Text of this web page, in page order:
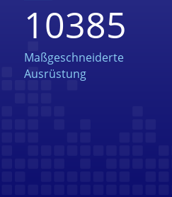
10385
Maßgeschneiderte
Ausrüstung